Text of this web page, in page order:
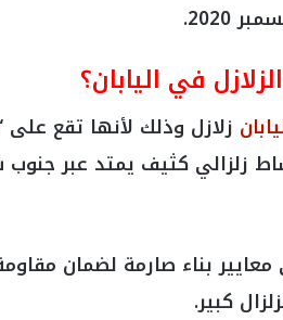
2020.
في اليابان؟
زلازل وذلك لأنها تقع على
زلزالي كثيف يمتد عبر
بناء صارمة لضمان
كبير.